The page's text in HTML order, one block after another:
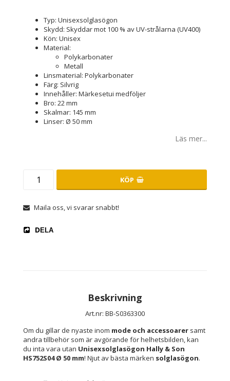
Typ: Unisexsolglasögon
Skydd: Skyddar mot 100 % av UV-strålarna (UV400)
Kön: Unisex
Material:
Polykarbonater
Metall
Linsmaterial: Polykarbonater
Färg: Silvrig
Innehåller: Märkesetui medföljer
Bro: 22 mm
Skalmar: 145 mm
Linser: Ø 50 mm
Läs mer...
KÖP
Maila oss, vi svarar snabbt!
DELA
Beskrivning
Art.nr: BB-S0363300
Om du gillar de nyaste inom mode och accessoarer samt
andra tillbehör som är avgörande för helhetsbilden, kan
du inta vara utan Unisexsolglasögon Hally & Son
HS752S04 Ø 50 mm! Njut av bästa märken solglasögon.